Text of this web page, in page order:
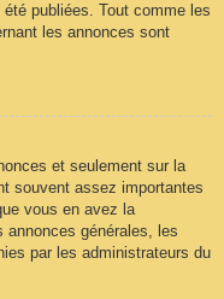
publiées. Tout comme les
les annonces sont
et seulement sur la
souvent assez importantes
vous en avez la
générales, les
par les administrateurs du